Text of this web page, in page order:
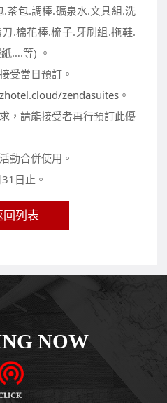
茶包.調棒.礦泉水.文具組.洗
.棉花棒.梳子.牙刷組.拖鞋.
….等) 。
受當日預訂。
zendasuites 。
，請能接受者再行預訂此優
動合併使用。
日止。
回列表
NOW